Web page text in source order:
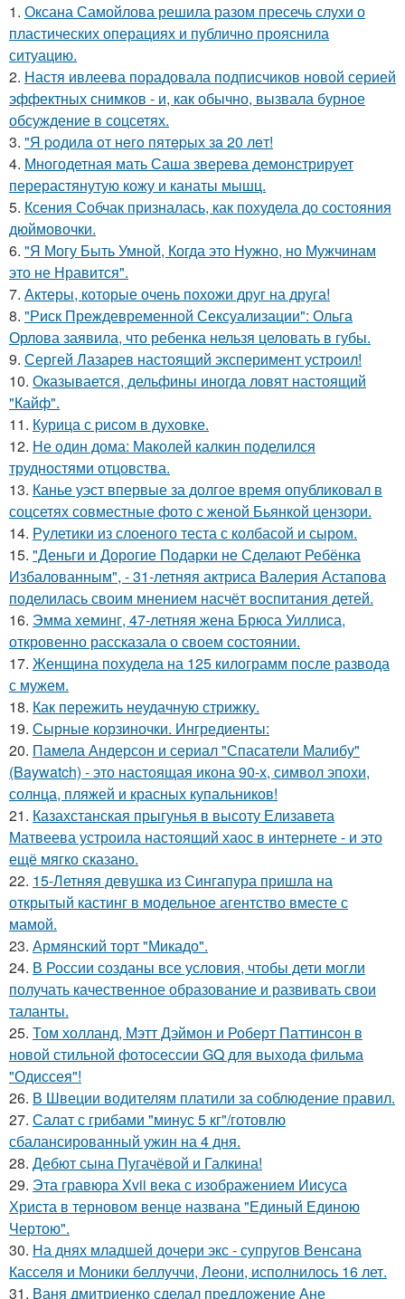
1. Оксана Самойлова решила разом пресечь слухи о
пластических операциях и публично прояснила
ситуацию.
2. Настя ивлеева порадовала подписчиков новой серией
эффектных снимков - и, как обычно, вызвала бурное
обсуждение в соцсетях.
3. "Я poдилa oт нeгo пятepых зa 20 лeт!
4. Многодетная мать Саша зверева демонстрирует
перерастянутую кожу и канаты мышц.
5. Ксения Собчак призналась, как похудела до состояния
дюймовочки.
6. "Я Могу Быть Умной, Когда это Нужно, но Мужчинам
это не Нравится".
7. Актеры, которые очень похожи друг на друга!
8. "Риск Преждевременной Сексуализации": Ольга
Орлова заявила, что ребенка нельзя целовать в губы.
9. Сергей Лазарев настоящий эксперимент устроил!
10. Оказывается, дельфины иногда ловят настоящий
"Кайф".
11. Курица с pисoм в дyхoвке.
12. Не один дома: Маколей калкин поделился
трудностями отцовства.
13. Канье уэст впервые за долгое время опубликовал в
соцсетях совместные фото с женой Бьянкой цензори.
14. Рулетики из слоеного теста с колбасой и сыром.
15. "Деньги и Дорогие Подарки не Сделают Ребёнка
Избалованным", - 31-летняя актриса Валерия Астапова
поделилась своим мнением насчёт воспитания детей.
16. Эмма хеминг, 47-летняя жена Брюса Уиллиса,
откровенно рассказала о своем состоянии.
17. Женщина похудела на 125 килограмм после развода
с мужем.
18. Как пережить неудачную стрижку.
19. Сырные корзиночки. Ингредиенты:
20. Памела Андерсон и сериал "Спасатели Малибу"
(Baywatch) - это настоящая икона 90-х, символ эпохи,
солнца, пляжей и красных купальников!
21. Казахстанская прыгунья в высоту Елизавета
Матвеева устроила настоящий хаос в интернете - и это
ещё мягко сказано.
22. 15-Летняя девушка из Сингапура пришла на
открытый кастинг в модельное агентство вместе с
мамой.
23. Армянский торт "Микадо".
24. В России созданы все условия, чтобы дети могли
получать качественное образование и развивать свои
таланты.
25. Том холланд, Мэтт Дэймон и Роберт Паттинсон в
новой стильной фотосессии GQ для выхода фильма
"Одиссея"!
26. В Швеции водителям платили за соблюдение правил.
27. Салат с грибами "минус 5 кг"/готовлю
сбалансированный ужин на 4 дня.
28. Дебют сына Пугачёвой и Галкина!
29. Эта гравюра Xvii века с изображением Иисуса
Христа в терновом венце названа "Единый Единою
Чертою".
30. На днях младшей дочери экс - супругов Венсана
Касселя и Моники беллуччи, Леони, исполнилось 16 лет.
31. Ваня дмитриенко сделал предложение Ане